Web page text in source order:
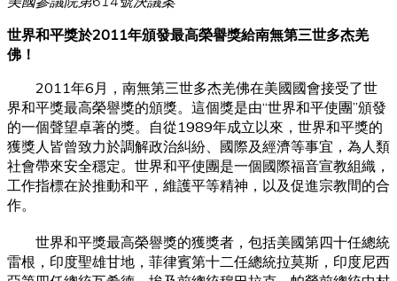
世界和平獎於2011年頒發最高榮譽獎給南無第三世多杰羌
佛！
2011年6月，南無第三世多杰羌佛在美國國會接受了世
界和平獎最高榮譽獎的頒獎。這個獎是由“世界和平使團”頒發
的一個聲望卓著的獎。自從1989年成立以來，世界和平獎的
獲獎人皆曾致力於調解政治糾紛、國際及經濟等事宜，為人類
社會帶來安全穩定。世界和平使團是一個國際福音宣教組織，
工作指標在於推動和平，維護平等精神，以及促進宗教間的合
作。
世界和平獎最高榮譽獎的獲獎者，包括美國第四十任總統
雷根，印度聖雄甘地，菲律賓第十二任總統拉莫斯，印度尼西